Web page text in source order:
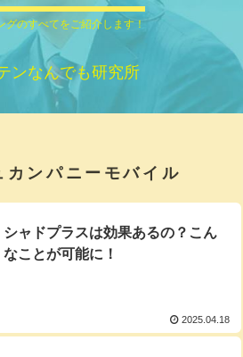
グのすべてをご紹介します！
ンなんでも研究所
カンパニーモバイル
シャドプラスは効果あるの？こん
なことが可能に！
2025.04.18